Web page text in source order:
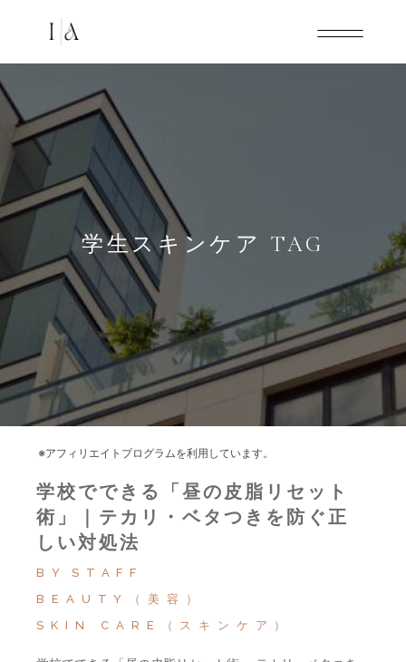
学生スキンケア TAG
学校でできる「昼の皮脂リセット
術」｜テカリ・ベタつきを防ぐ正
しい対処法
BY
STAFF
BEAUTY（美容）
SKIN CARE（スキンケア）
※アフィリエイトプログラムを利用しています。